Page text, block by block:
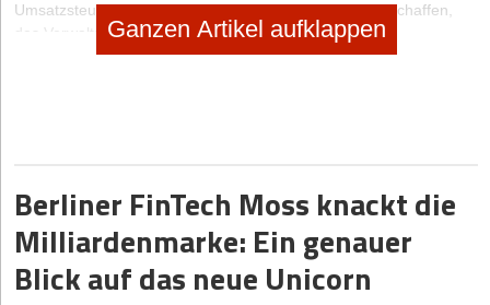
Umsatzsteuer zu verlangen. Oder ein Bürgerportal zu schaffen,
das Verwaltungsleistungen miteinander vernetzt.
kann man online mit ein paar Mausklicks eine GmbH gründen.
Fördermitteln transparenter gestalten. Ganz weit oben auf der
Wunschliste der Start-ups stehen auch steuerliche
Vergünstigungen wie geringere Lohnnebenkosten in den ersten
Ganzen Artikel aufklappen
Berliner FinTech Moss knackt die
Milliardenmarke: Ein genauer
Blick auf das neue Unicorn